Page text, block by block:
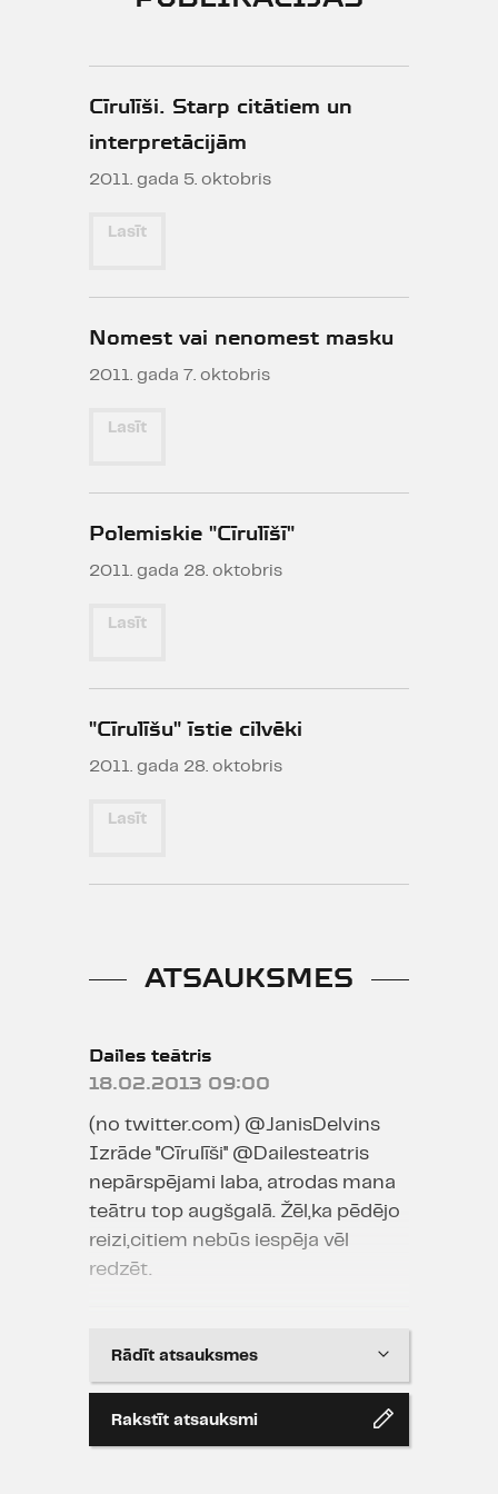
Cīrulīši. Starp citātiem un
interpretācijām
2011. gada 5. oktobris
Lasīt
Nomest vai nenomest masku
2011. gada 7. oktobris
Lasīt
Polemiskie "Cīrulīšī"
2011. gada 28. oktobris
Lasīt
"Cīrulīšu" īstie cilvēki
2011. gada 28. oktobris
Lasīt
ATSAUKSMES
Dailes teātris
18.02.2013 09:00
(no twitter.com) ‏@JanisDelvins
Izrāde ''Cīrulīši'' @Dailesteatris
nepārspējami laba, atrodas mana
teātru top augšgalā. Žēl,ka pēdējo
reizi,citiem nebūs iespēja vēl
redzēt.
21.01.2013 09:17
(no twitter.com) @Sintucis_
Rādīt atsauksmes
Rakstīt atsauksmi